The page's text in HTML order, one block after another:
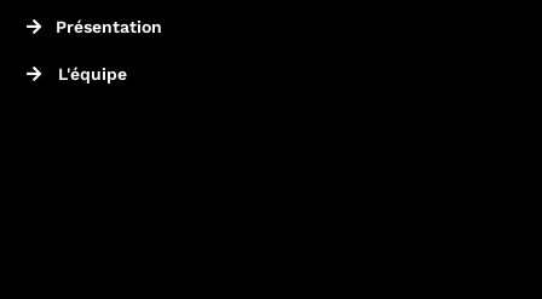
Présentation
L'équipe